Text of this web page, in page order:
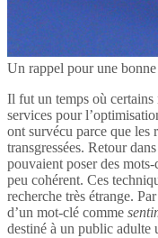
Un rappel pour une
Il fut un temps où certains
services pour
ont survécu parce que les
transgressées. Retour
pouvaient poser des
peu cohérent. Ces
recherche très étrange.
d’un mot-clé comme
destiné à un public adulte